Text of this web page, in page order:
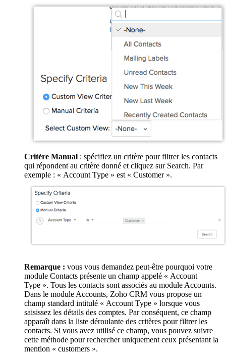
Critère Manual : spécifiez un critère pour filtrer les contacts
qui répondent au critère donné et cliquez sur Search. Par
exemple : « Account Type » est « Customer ».
Remarque : vous vous demandez peut-être pourquoi votre
module Contacts présente un champ appelé « Account
Type ». Tous les contacts sont associés au module Accounts.
Dans le module Accounts, Zoho CRM vous propose un
champ standard intitulé « Account Type » lorsque vous
saisissez les détails des comptes. Par conséquent, ce champ
apparaît dans la liste déroulante des critères pour filtrer les
contacts. Si vous avez utilisé ce champ, vous pouvez suivre
cette méthode pour rechercher uniquement ceux présentant la
mention « customers ».